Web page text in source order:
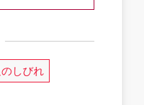
のしびれ